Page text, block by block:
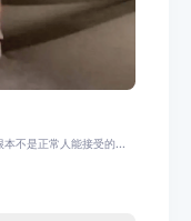
不是正常人能接受的...